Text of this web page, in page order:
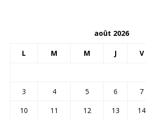
août 2026
L M M J V
3
4 5 6 7
10
11 12 13 14